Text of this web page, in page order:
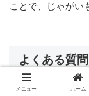
ことで、じゃがい
よくある質
メニュー ホーム